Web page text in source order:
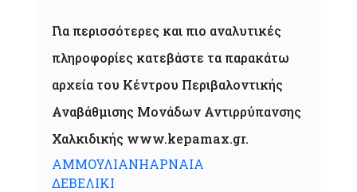
Για περισσότερες και πιο αναλυτικές
πληροφορίες κατεβάστε τα παρακάτω
αρχεία του Κέντρου Περιβαλοντικής
Αναβάθμισης Μονάδων Αντιρρύπανσης
Χαλκιδικής www.kepamax.gr.
ΑΜΜΟΥΛΙΑΝΗΑΡΝΑΙΑ
ΔΕΒΕΛΙΚΙ